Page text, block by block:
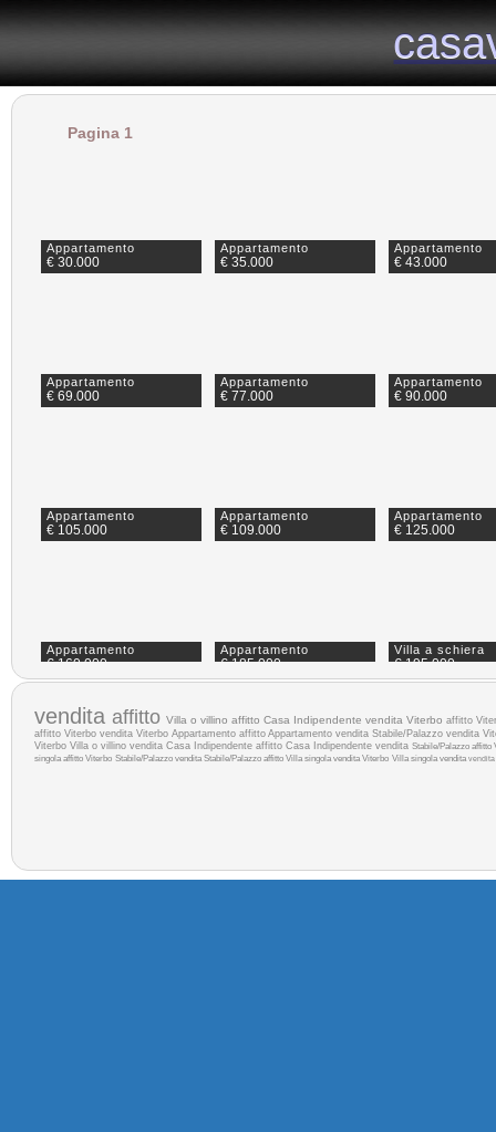
Pagina 1
Appartamento
€ 30.000
Appartamento
€ 35.000
Appartamento
€ 43.000
Appartamento
€ 69.000
Appartamento
€ 77.000
Appartamento
€ 90.000
Appartamento
€ 105.000
Appartamento
€ 109.000
Appartamento
€ 125.000
Appartamento
€ 160.000
Appartamento
€ 185.000
Villa a schiera
€ 195.000
vendita affitto Villa o villino affitto Casa Indipendente vendita Viterbo affitto
affitto Viterbo vendita Viterbo Appartamento affitto Appartamento vendita Stabile/Palazzo vendita
Viterbo Villa o villino vendita Casa Indipendente affitto Casa Indipendente vendita Stabile/Palazzo affitto
singola affitto Viterbo Stabile/Palazzo venditaStabile/Palazzo affitto Villa singola vendita Viterbo Villa singola venditavendita